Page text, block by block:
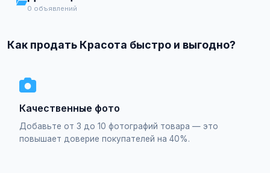
0 объявлений
Как продать Красота быстро и выгодно?
Качественные фото
Добавьте от 3 до 10 фотографий товара — это
повышает доверие покупателей на 40%.